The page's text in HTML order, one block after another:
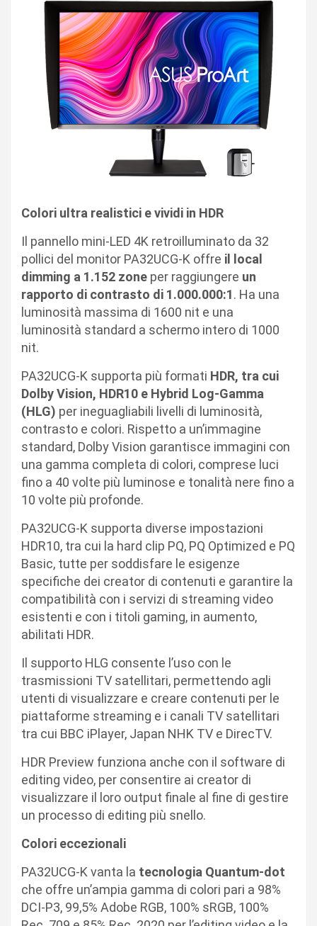
Colori ultra realistici e vividi in HDR
Il pannello mini-LED 4K retroilluminato da 32
pollici del monitor PA32UCG-K offre il local
dimming a 1.152 zone per raggiungere un
rapporto di contrasto di 1.000.000:1. Ha una
luminosità massima di 1600 nit e una
luminosità standard a schermo intero di 1000
nit.
PA32UCG-K supporta più formati HDR, tra cui
Dolby Vision, HDR10 e Hybrid Log-Gamma
(HLG) per ineguagliabili livelli di luminosità,
contrasto e colori. Rispetto a un’immagine
standard, Dolby Vision garantisce immagini con
una gamma completa di colori, comprese luci
fino a 40 volte più luminose e tonalità nere fino a
10 volte più profonde.
PA32UCG-K supporta diverse impostazioni
HDR10, tra cui la hard clip PQ, PQ Optimized e PQ
Basic, tutte per soddisfare le esigenze
specifiche dei creator di contenuti e garantire la
compatibilità con i servizi di streaming video
esistenti e con i titoli gaming, in aumento,
abilitati HDR.
Il supporto HLG consente l’uso con le
trasmissioni TV satellitari, permettendo agli
utenti di visualizzare e creare contenuti per le
piattaforme streaming e i canali TV satellitari
tra cui BBC iPlayer, Japan NHK TV e DirecTV.
HDR Preview funziona anche con il software di
editing video, per consentire ai creator di
visualizzare il loro output finale al fine di gestire
un processo di editing più snello.
Colori eccezionali
PA32UCG-K vanta la tecnologia Quantum-dot
che offre un’ampia gamma di colori pari a 98%
DCI-P3, 99,5% Adobe RGB, 100% sRGB, 100%